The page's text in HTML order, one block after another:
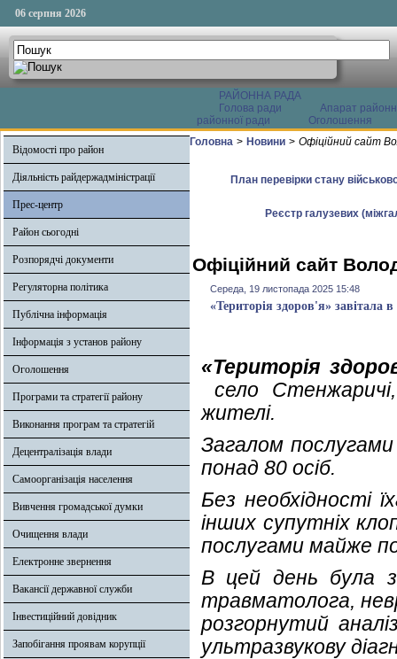
06 серпня 2026
РАЙОННА РАДА
Голова ради
Апарат
районної ради
Оголошення
Відомості про район
Діяльність райдержадміністрації
Прес-центр
Район сьогодні
Розпорядчі документи
Регуляторна політика
Публічна інформація
Інформація з установ району
Оголошення
Програми та стратегії району
Виконання програм та стратегій
Децентралізація влади
Самоорганізація населення
Вивчення громадської думки
Очищення влади
Електронне звернення
Вакансії державної служби
Інвестиційний довідник
Запобігання проявам корупції
Головна > Новини > Офіційний сайт
План перевірки стану
Реєстр галузевих
Офіційний сайт
Середа, 19 листопада 2025 15:48
«Територія здоров'я» завітала
«Територія
село
жителі.
Загалом
понад 80 осіб.
Без необхідності
інших супутніх
послугами майже
В цей день була
травматолога,
розгорнутий
ультразвукову